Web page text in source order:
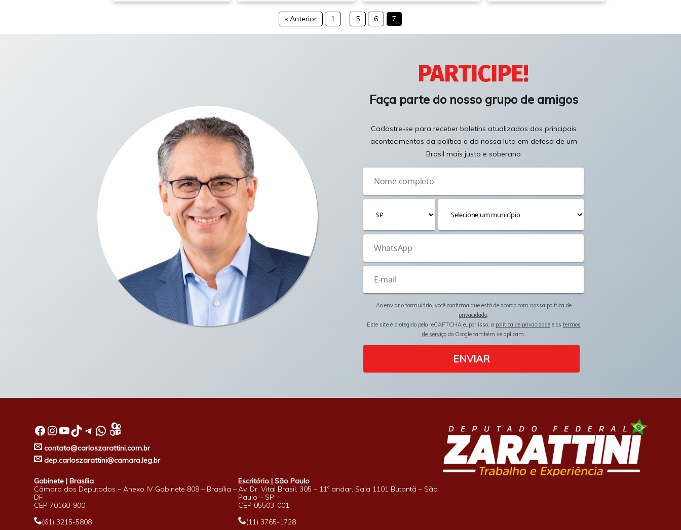
« Anterior 1 … 5 6 7
PARTICIPE!
Faça parte do nosso grupo de amigos
Cadastre-se para receber boletins atualizados dos principais
acontecimentos da política e da nossa luta em defesa de um
Brasil mais justo e soberano
Ao enviar o formulário, você confirma que está de acordo com nossa política de
privacidade
Este site é protegido pelo reCAPTCHA e, por isso, a política de privacidadee os termos
de serviçodo Google também se aplicam.
ENVIAR
Facebook InstagramYoutube TikTok Telegram WhatsApp
contato@carloszarattini.com.br
dep.carloszarattini@camara.leg.br
Gabinete | Brasília
Câmara dos Deputados – Anexo IV Gabinete 808 – Brasília –
DF
CEP 70160-900
(61) 3215-5808
Escritório | São Paulo
Av. Dr. Vital Brasil, 305 – 11º andar, Sala 1101 Butantã – São
Paulo – SP
CEP 05503-001
(11) 3765-1728